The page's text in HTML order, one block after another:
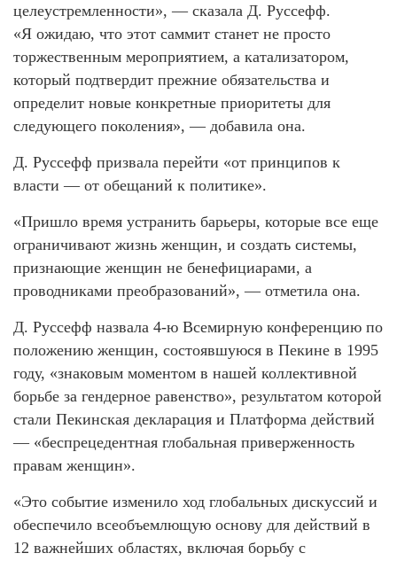
целеустремленности», — сказала Д. Руссефф.
«Я ожидаю, что этот саммит станет не просто
торжественным мероприятием, а катализатором,
который подтвердит прежние обязательства и
определит новые конкретные приоритеты для
следующего поколения», — добавила она.
Д. Руссефф призвала перейти «от принципов к
власти — от обещаний к политике».
«Пришло время устранить барьеры, которые все еще
ограничивают жизнь женщин, и создать системы,
признающие женщин не бенефициарами, а
проводниками преобразований», — отметила она.
Д. Руссефф назвала 4-ю Всемирную конференцию по
положению женщин, состоявшуюся в Пекине в 1995
году, «знаковым моментом в нашей коллективной
борьбе за гендерное равенство», результатом которой
стали Пекинская декларация и Платформа действий
— «беспрецедентная глобальная приверженность
правам женщин».
«Это событие изменило ход глобальных дискуссий и
обеспечило всеобъемлющую основу для действий в
12 важнейших областях, включая борьбу с